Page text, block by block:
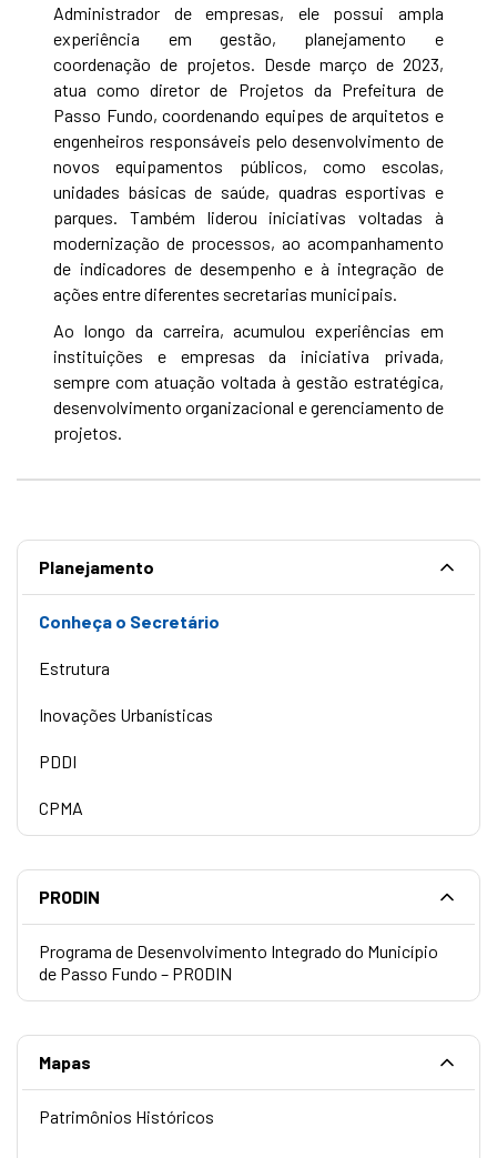
Administrador de empresas, ele possui ampla
experiência em gestão, planejamento e
coordenação de projetos. Desde março de 2023,
atua como diretor de Projetos da Prefeitura de
Passo Fundo, coordenando equipes de arquitetos e
engenheiros responsáveis pelo desenvolvimento de
novos equipamentos públicos, como escolas,
unidades básicas de saúde, quadras esportivas e
parques. Também liderou iniciativas voltadas à
modernização de processos, ao acompanhamento
de indicadores de desempenho e à integração de
ações entre diferentes secretarias municipais.
Ao longo da carreira, acumulou experiências em
instituições e empresas da iniciativa privada,
sempre com atuação voltada à gestão estratégica,
desenvolvimento organizacional e gerenciamento de
projetos.
Planejamento
Conheça o Secretário
Estrutura
Inovações Urbanísticas
PDDI
CPMA
PRODIN
Programa de Desenvolvimento Integrado do Município
de Passo Fundo – PRODIN
Mapas
Patrimônios Históricos